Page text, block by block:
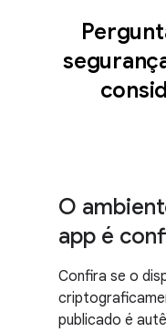
O
app é
Confira se o
publicado é